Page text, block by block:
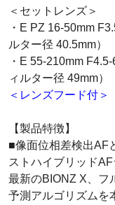
＜セットレンズ＞
・E PZ 16-50mm
ルター径 40.5mm）
・E 55-210mm
ィルター径 49mm）
＜レンズフード付＞
【製品特徴】
■像面位相差検出AF
ストハイブリッド
最新のBIONZ X、フ
予測アルゴリズムを